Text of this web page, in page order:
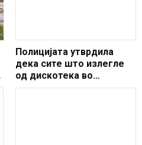
Полицијата утврдила
дека сите што излегле
од дискотека во
Кавадарци биле пијани